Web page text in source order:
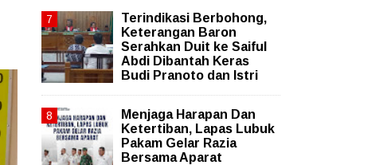
Terindikasi Berbohong,
Keterangan Baron
Serahkan Duit ke Saiful
Abdi Dibantah Keras
Budi Pranoto dan Istri
Menjaga Harapan Dan
Ketertiban, Lapas Lubuk
Pakam Gelar Razia
Bersama Aparat